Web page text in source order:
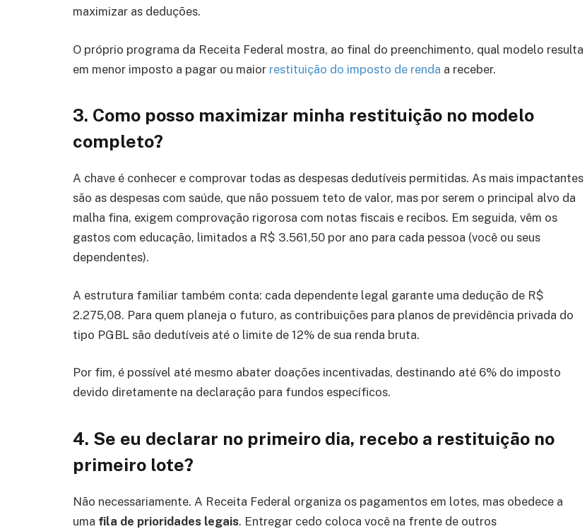
maximizar as deduções.
O próprio programa da Receita Federal mostra, ao final do preenchimento, qual modelo resulta
em menor imposto a pagar ou maior restituição do imposto de renda a receber.
3. Como posso maximizar minha restituição no modelo
completo?
A chave é conhecer e comprovar todas as despesas dedutíveis permitidas. As mais impactantes
são as despesas com saúde, que não possuem teto de valor, mas por serem o principal alvo da
malha fina, exigem comprovação rigorosa com notas fiscais e recibos. Em seguida, vêm os
gastos com educação, limitados a R$ 3.561,50 por ano para cada pessoa (você ou seus
dependentes).
A estrutura familiar também conta: cada dependente legal garante uma dedução de R$
2.275,08. Para quem planeja o futuro, as contribuições para planos de previdência privada do
tipo PGBL são dedutíveis até o limite de 12% de sua renda bruta.
Por fim, é possível até mesmo abater doações incentivadas, destinando até 6% do imposto
devido diretamente na declaração para fundos específicos.
4. Se eu declarar no primeiro dia, recebo a restituição no
primeiro lote?
Não necessariamente. A Receita Federal organiza os pagamentos em lotes, mas obedece a
uma fila de prioridades legais. Entregar cedo coloca você na frente de outros